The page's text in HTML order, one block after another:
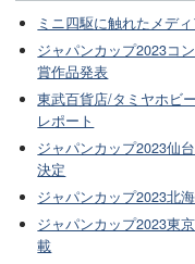
ミニ四駆に触れたメデ
ジャパンカップ2023コ
賞作品発表
東武百貨店/タミヤホビ
レポート
ジャパンカップ2023仙
決定
ジャパンカップ2023北
ジャパンカップ2023東
載